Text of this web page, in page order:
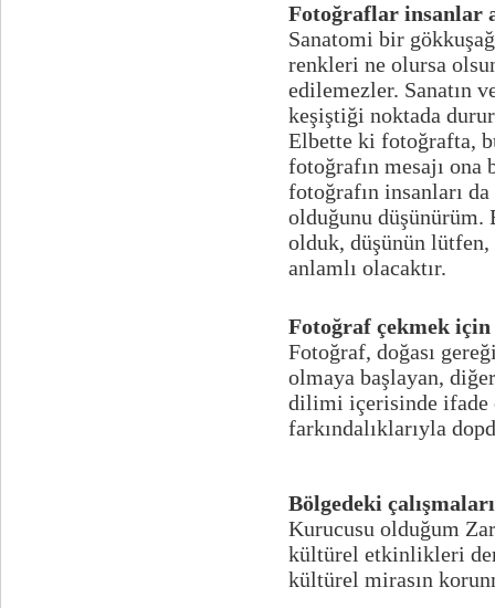
Fotoğraflar insanlar
Sanatomi bir
renkleri ne olursa
edilemezler. Sanatın
keşiştiği noktada
Elbette ki fotoğrafta,
fotoğrafın mesajı ona
fotoğrafın insanları
olduğunu düşünürüm.
olduk, düşünün lütfen,
anlamlı olacaktır.
Fotoğraf çekmek için
Fotoğraf, doğası
olmaya başlayan,
dilimi içerisinde ifade
farkındalıklarıyla
Bölgedeki
Kurucusu olduğum
kültürel etkinlikleri
kültürel mirasın